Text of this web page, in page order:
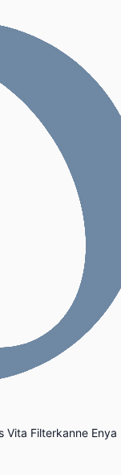
Vita Filterkanne Enya